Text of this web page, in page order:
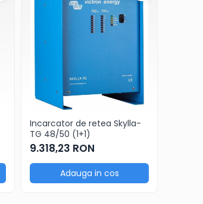
Incarcator de retea Skylla-
TG 48/50 (1+1)
9.318,23 RON
Adauga in cos